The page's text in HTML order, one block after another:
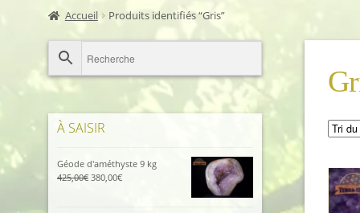
Accueil Produits identifiés “Gris”
À SAISIR
Géode d'améthyste 9 kg
425,00€ Le
380,00€Le